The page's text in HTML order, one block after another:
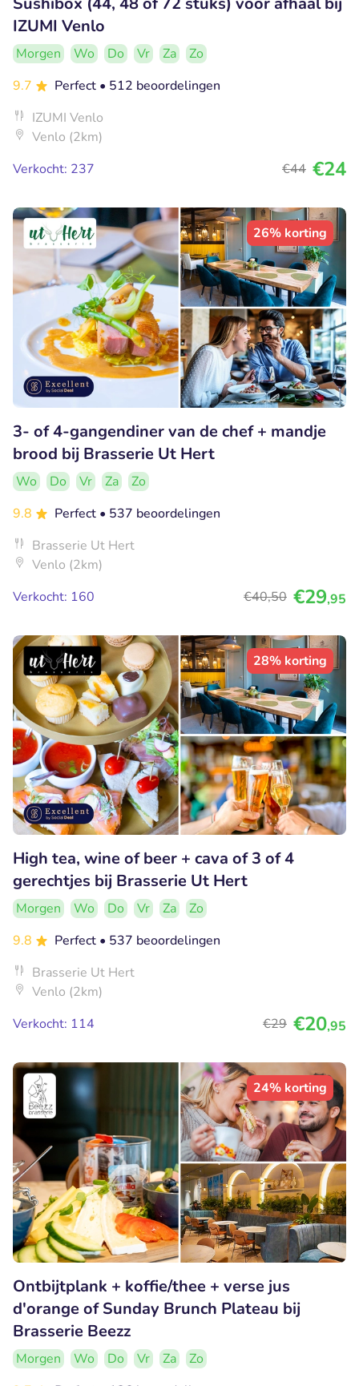
IZUMI Venlo
Morgen Wo Do Vr Za
Zo
9.7
Perfect • 512 beoordelingen
IZUMI Venlo
Venlo (2km)
Verkocht: 237
€44 €24
26% korting
3- of 4-gangendiner van de chef + mandje
brood bij Brasserie Ut Hert
Wo Do Vr Za
Zo
9.8
Perfect • 537 beoordelingen
Brasserie Ut Hert
Venlo (2km)
Verkocht: 160
€40,50 €29,95
28% korting
High tea, wine of beer + cava of 3 of 4
gerechtjes bij Brasserie Ut Hert
Morgen Wo Do Vr Za
Zo
9.8
Perfect • 537 beoordelingen
Brasserie Ut Hert
Venlo (2km)
Verkocht: 114
€29 €20,95
24% korting
Ontbijtplank + koffie/thee + verse jus
d'orange of Sunday Brunch Plateau bij
Brasserie Beezz
Morgen Wo Do Vr Za
Zo